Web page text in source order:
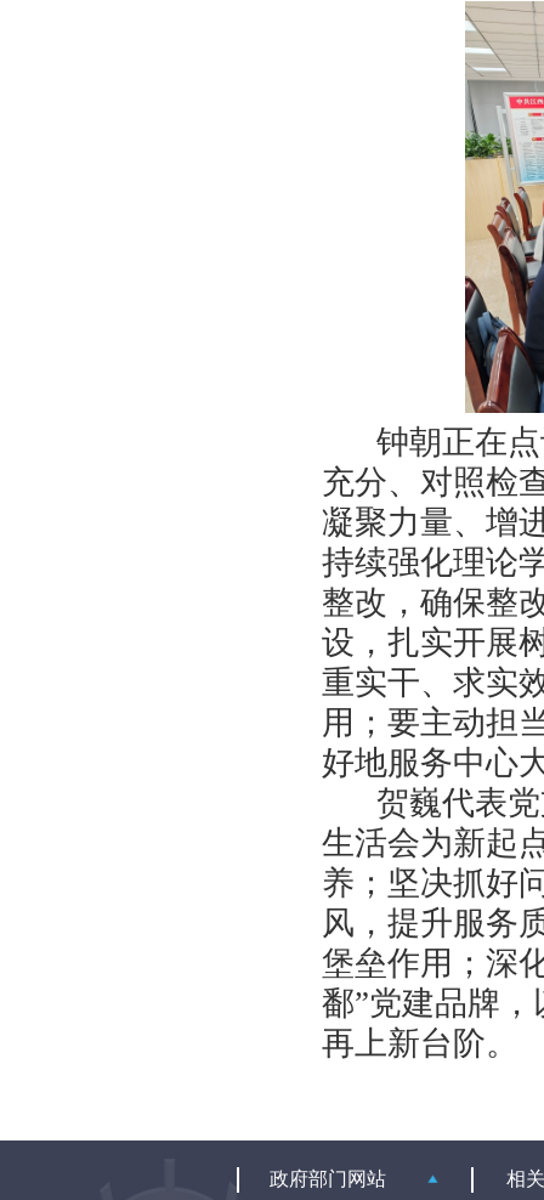
钟朝正在
充分、对照检
凝聚力量、增
持续强化理论
整改，确保整
设，扎实开展
重实干、求实
用；要主动担
好地服务中心
贺巍代表
生活会为新起
养；坚决抓好
风，提升服务
堡垒作用；深
鄱”党建品牌
再上新台阶。